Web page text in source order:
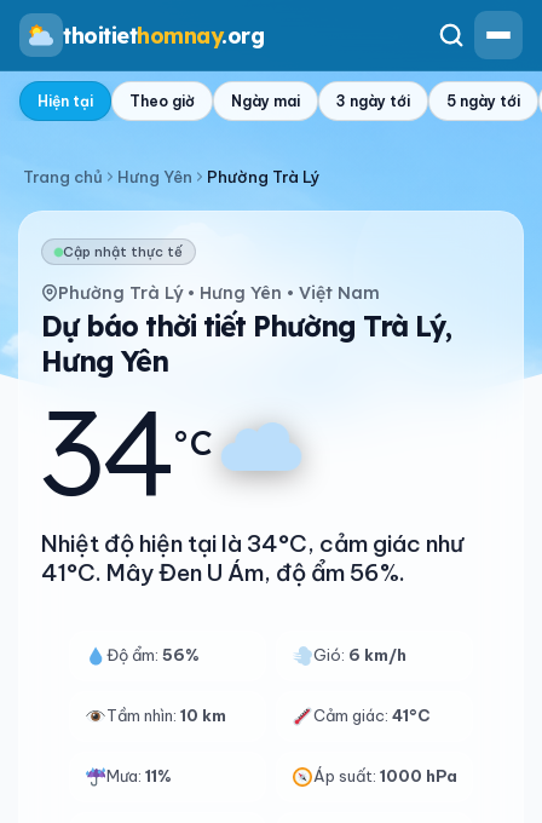
thoitiethomnay.org
Hiện tại Theo giờ Ngày mai 3 ngày tới 5 ngày tới
Trang chủ Hưng Yên Phường Trà Lý
Cập nhật thực tế
Phường Trà Lý • Hưng Yên • Việt Nam
Dự báo thời tiết Phường Trà Lý,
Hưng Yên
34°C
Nhiệt độ hiện tại là 34°C, cảm giác như
41°C. Mây Đen U Ám, độ ẩm 56%.
Độ ẩm: 56% Gió: 6 km/h
Tầm nhìn: 10 km Cảm giác:41°C
Mưa: 11% Áp suất:1000 hPa